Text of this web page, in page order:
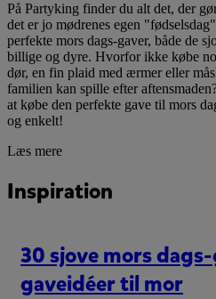
På Partyking finder du alt det, der
det er jo mødrenes egen
perfekte mors dags-gaver, både de
billige og dyre. Hvorfor ikke købe
dør, en fin plaid med ærmer eller
familien kan spille efter
at købe den perfekte gave til mors
og enkelt!
Læs mere
Inspiration
30 sjove mors
gaveidéer til mor